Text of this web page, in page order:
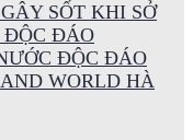
SỐT KHI SỞ
ĐỘC ĐÁO
ĐỘC ĐÁO
WORLD HÀ